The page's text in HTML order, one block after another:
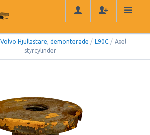
Volvo Hjullastare, demonterade / L90C / Axel
styrcylinder